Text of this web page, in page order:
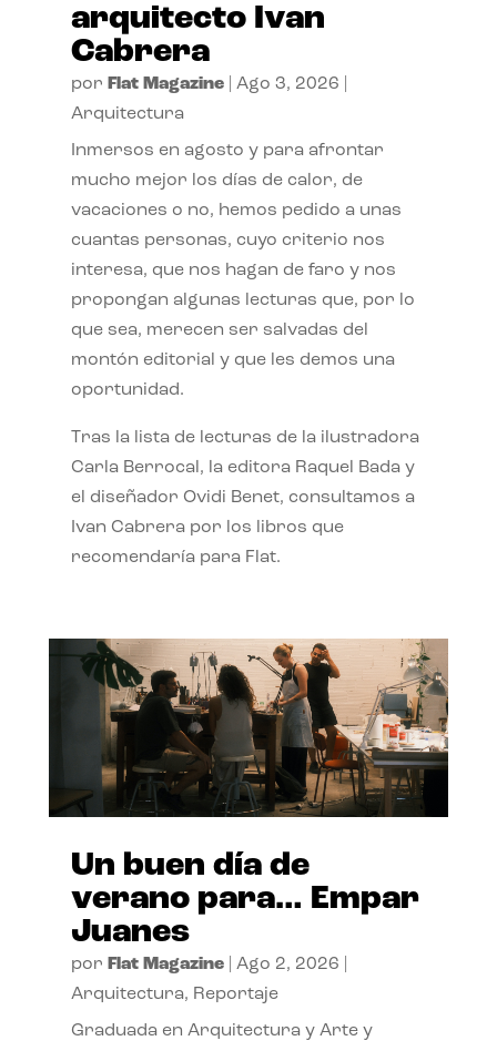
arquitecto Ivan
Cabrera
por Flat Magazine| Ago 3, 2026
Arquitectura
Inmersos en agosto y para afrontar
mucho mejor los días de calor, de
vacaciones o no, hemos pedido a unas
cuantas personas, cuyo criterio nos
interesa, que nos hagan de faro y nos
propongan algunas lecturas que, por lo
que sea, merecen ser salvadas del
montón editorial y que les demos una
oportunidad.
Tras la lista de lecturas de la ilustradora
Carla Berrocal, la editora Raquel Bada y
el diseñador Ovidi Benet, consultamos a
Ivan Cabrera por los libros que
recomendaría para Flat.
Un buen día de
verano para… Empar
Juanes
por Flat Magazine| Ago 2, 2026
Arquitectura, Reportaje
Graduada en Arquitectura y Arte y